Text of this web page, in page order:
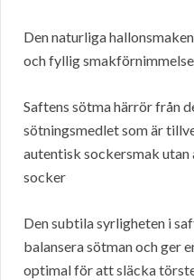
Den naturliga
och fyllig smakförnimmelse
Saftens sötma härrör från
sötningsmedlet som är
autentisk sockersmak
socker
Den subtila syrligheten i
balansera sötman och ger
optimal för att släcka